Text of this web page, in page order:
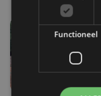
Functioneel